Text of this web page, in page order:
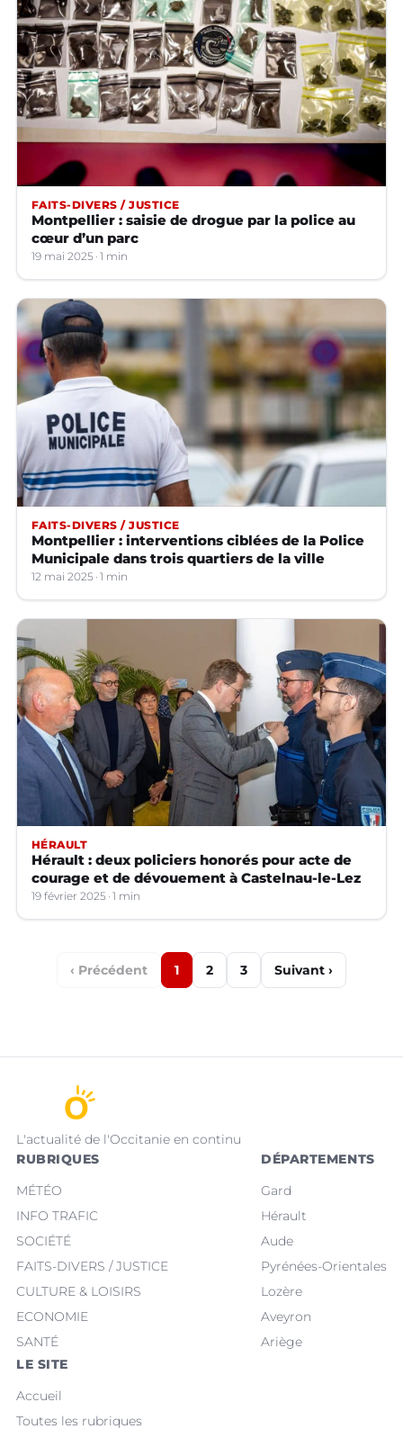
FAITS-DIVERS / JUSTICE
Montpellier : saisie de drogue par la police au
cœur d’un parc
19 mai 2025 1 min
FAITS-DIVERS / JUSTICE
Montpellier : interventions ciblées de la Police
Municipale dans trois quartiers de la ville
12 mai 2025 1 min
HÉRAULT
Hérault : deux policiers honorés pour acte de
courage et de dévouement à Castelnau-le-Lez
19 février 2025 1 min
‹ Précédent 1 2 3 Suivant ›
L'actualité de l'Occitanie en continu
RUBRIQUES
MÉTÉO
INFO TRAFIC
SOCIÉTÉ
FAITS-DIVERS / JUSTICE
CULTURE & LOISIRS
ECONOMIE
SANTÉ
DÉPARTEMENTS
Gard
Hérault
Aude
Pyrénées-Orientales
Lozère
Aveyron
Ariège
LE SITE
Accueil
Toutes les rubriques